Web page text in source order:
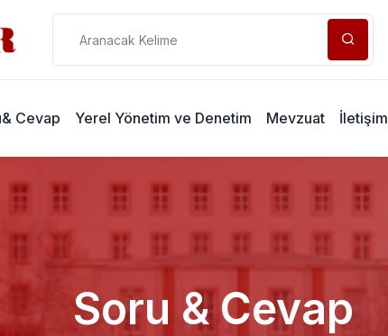
Cevap Yerel Yönetim ve Denetim Mevzuat İletişim
Soru & Cevap